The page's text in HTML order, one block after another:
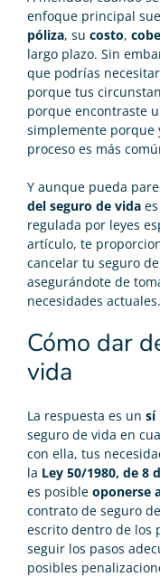
enfoque principal
póliza, su costo,
largo plazo. Sin
que podrías necesitar
porque tus
porque encontraste
simplemente porque
proceso es más
Y aunque pueda
del seguro de vida
regulada por leyes
artículo, te
cancelar tu seguro
asegurándote de
necesidades actuales.
Cómo dar
vida
La respuesta es un sí
seguro de vida en
con ella, tus
la Ley 50/1980, de 8
es posible oponerse
contrato de seguro
escrito dentro de los
seguir los pasos
posibles